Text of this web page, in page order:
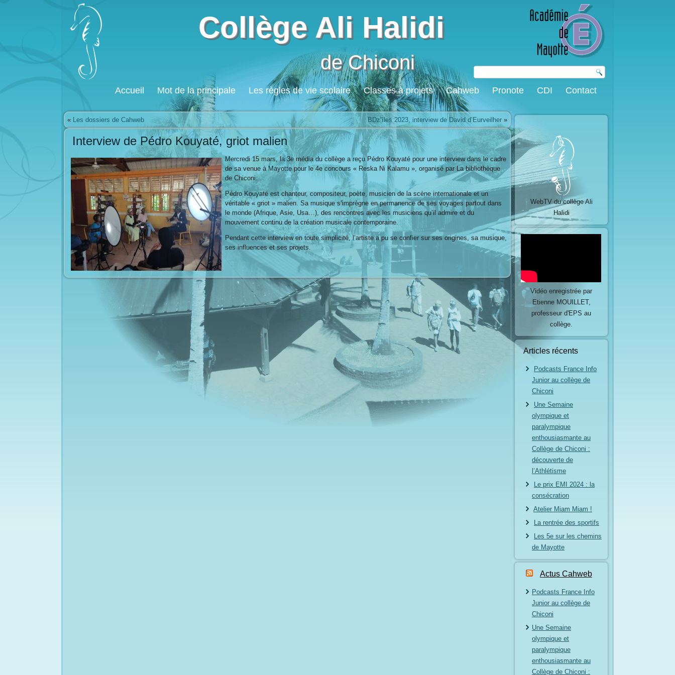
Collège Ali Halidi
de Chiconi
Accueil Mot de la principale Les règles de vie scolaire Classes à projets Cahweb Pronote CDI Contact
« Les dossiers de Cahweb BDz’îles 2023, interview de David d’Eurveilher »
Interview de Pédro Kouyaté, griot malien
Mercredi 15 mars, la 3e média du collège a reçu Pédro Kouyaté pour une interview dans le cadre
de sa venue à Mayotte pour le 4e concours « Reska Ni Kalamu », organisé par La bibliothèque
de Chiconi.
Pédro Kouyaté est chanteur, compositeur, poète, musicien de la scène internationale et un
véritable « griot » malien. Sa musique s’imprègne en permanence de ses voyages partout dans
le monde (Afrique, Asie, Usa…), des rencontres avec les musiciens qu’il admire et du
mouvement continu de la création musicale contemporaine.
Pendant cette interview en toute simplicité, l’artiste a pu se confier sur ses origines, sa musique,
ses influences et ses projets.
WebTV du collège Ali
Halidi
Vidéo enregistrée par
Etienne MOUILLET,
professeur d'EPS au
collège.
Articles récents
Podcasts France Info
Junior au collège de
Chiconi
Une Semaine
olympique et
paralympique
enthousiasmante au
Collège de Chiconi :
découverte de
l’Athlétisme
Le prix EMI 2024 : la
consécration
Atelier Miam Miam !
La rentrée des sportifs
Les 5e sur les chemins
de Mayotte
Actus Cahweb
Podcasts France Info
Junior au collège de
Chiconi
Une Semaine
olympique et
paralympique
enthousiasmante au
Collège de Chiconi :